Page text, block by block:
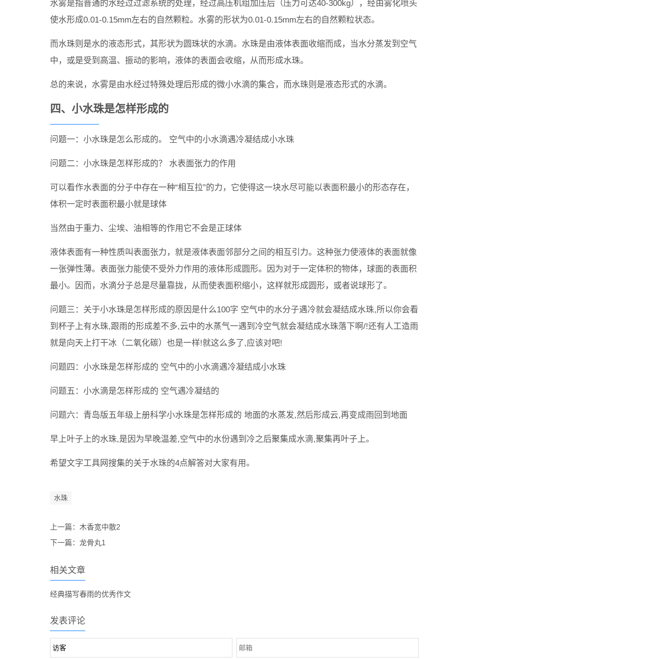
水雾是指普通的水经过过滤系统的处理，经过高压机组加压后（压力可达40-300kg），经由雾化喷头
使水形成0.01-0.15mm左右的自然颗粒。水雾的形状为0.01-0.15mm左右的自然颗粒状态。
而水珠则是水的液态形式，其形状为圆珠状的水滴。水珠是由液体表面收缩而成，当水分蒸发到空气
中，或是受到高温、振动的影响，液体的表面会收缩，从而形成水珠。
总的来说，水雾是由水经过特殊处理后形成的微小水滴的集合，而水珠则是液态形式的水滴。
四、小水珠是怎样形成的
问题一：小水珠是怎么形成的。 空气中的小水滴遇冷凝结成小水珠
问题二：小水珠是怎样形成的？ 水表面张力的作用
可以看作水表面的分子中存在一种“相互拉”的力，它使得这一块水尽可能以表面积最小的形态存在，
体积一定时表面积最小就是球体
当然由于重力、尘埃、油相等的作用它不会是正球体
液体表面有一种性质叫表面张力，就是液体表面邻部分之间的相互引力。这种张力使液体的表面就像
一张弹性薄。表面张力能使不受外力作用的液体形成圆形。因为对于一定体积的物体，球面的表面积
最小。因而，水滴分子总是尽量靠拢，从而使表面积缩小，这样就形成圆形，或者说球形了。
问题三：关于小水珠是怎样形成的原因是什么100字 空气中的水分子遇冷就会凝结成水珠,所以你会看
到杯子上有水珠,跟雨的形成差不多,云中的水蒸气一遇到冷空气就会凝结成水珠落下啊/!还有人工造雨
就是向天上打干冰（二氧化碳）也是一样!就这么多了,应该对吧!
问题四：小水珠是怎样形成的 空气中的小水滴遇冷凝结成小水珠
问题五：小水滴是怎样形成的 空气遇冷凝结的
问题六：青岛版五年级上册科学小水珠是怎样形成的 地面的水蒸发,然后形成云,再变成雨回到地面
早上叶子上的水珠,是因为早晚温差,空气中的水份遇到冷之后聚集成水滴,聚集再叶子上。
希望文字工具网搜集的关于水珠的4点解答对大家有用。
水珠
上一篇： 木香宽中散2
下一篇： 龙骨丸1
相关文章
经典描写春雨的优秀作文
发表评论